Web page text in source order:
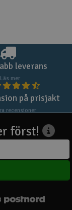
leverans
Läs mer
på prisjakt
recensioner
först!